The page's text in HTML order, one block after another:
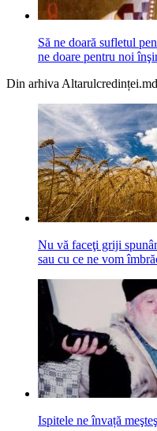
Să ne doară sufletul
ne doare pentru noi
Din arhiva Altarulcredinței.md
Nu vă faceţi griji
sau cu ce ne vom
Ispitele ne învață